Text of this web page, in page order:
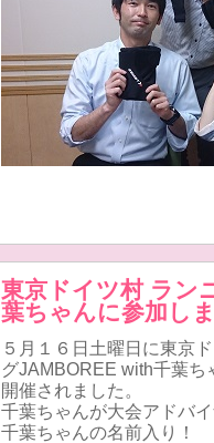
東京ドイツ村 ラン
葉ちゃんに参加し
５月１６日土曜日に東京
グJAMBOREE with千葉ち
開催されました。
千葉ちゃんが大会アドバ
千葉ちゃんの名前入り！